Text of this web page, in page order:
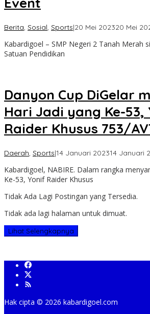
Berita, Sosial, Sports|20 Mei 202320 Mei
Kabardigoel – SMP Negeri 2 Tanah Merah
Satuan Pendidikan
Danyon Cup DiGelar
Hari Jadi yang Ke-53,
Raider Khusus 753/
Daerah, Sports|14 Januari 202314 Januari
Kabardigoel, NABIRE. Dalam rangka
Ke-53, Yonif Raider Khusus
Tidak Ada Lagi Postingan yang Tersedia.
Tidak ada lagi halaman untuk dimuat.
Lihat Selengkapnya
Hak cipta ©️ 2026 kabardigoel.com